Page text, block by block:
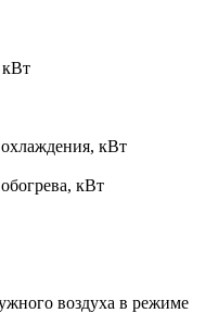
кВт
кВт
кВт
воздуха в режиме